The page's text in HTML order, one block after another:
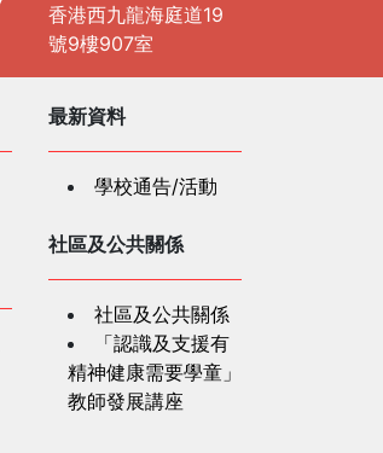
香港西九龍海庭道19
號9樓907室
最新資料
學校通告/活動
社區及公共關係
社區及公共關係
「認識及支援有
精神健康需要學童」
教師發展講座